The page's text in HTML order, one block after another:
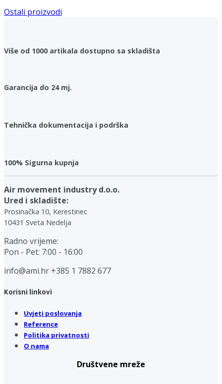
Ostali proizvodi
Više od 1000 artikala dostupno sa skladišta
Garancija do 24 mj.
Tehnička dokumentacija i podrška
100% Sigurna kupnja
Air movement industry d.o.o.
Ured i skladište:
Prosinačka 10, Kerestinec
10431 Sveta Nedelja
Radno vrijeme:
Pon - Pet: 7:00 - 16:00
info@ami.hr +385 1 7882 677
Korisni linkovi
Uvjeti poslovanja
Reference
Politika privatnosti
O nama
Društvene mreže